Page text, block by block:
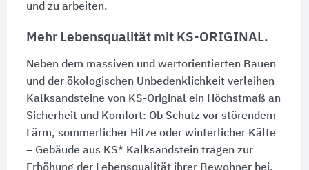
und zu arbeiten.
Mehr Lebensqualität mit KS-ORIGINAL.
Neben dem massiven und wertorientierten Bauen
und der ökologischen Unbedenklichkeit verleihen
Kalksandsteine von KS-Original ein Höchstmaß an
Sicherheit und Komfort: Ob Schutz vor störendem
Lärm, sommerlicher Hitze oder winterlicher Kälte
– Gebäude aus KS* Kalksandstein tragen zur
Erhöhung der Lebensqualität ihrer Bewohner bei.